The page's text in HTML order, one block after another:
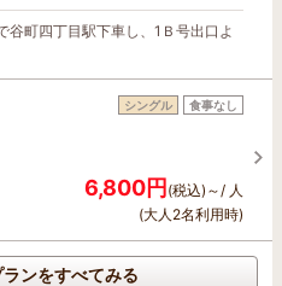
町四丁目駅下車し、1Ｂ号出口よ
シングル 食事なし
6,800円(税込)～/ 人
(大人2名利用時)
ンをすべてみる